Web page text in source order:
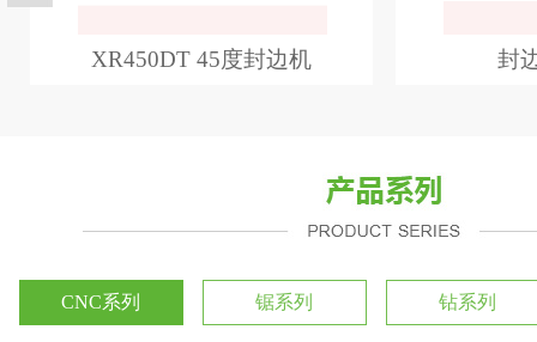
XR450DT 45度封边机 封
CNC系列 锯系列 钻系列